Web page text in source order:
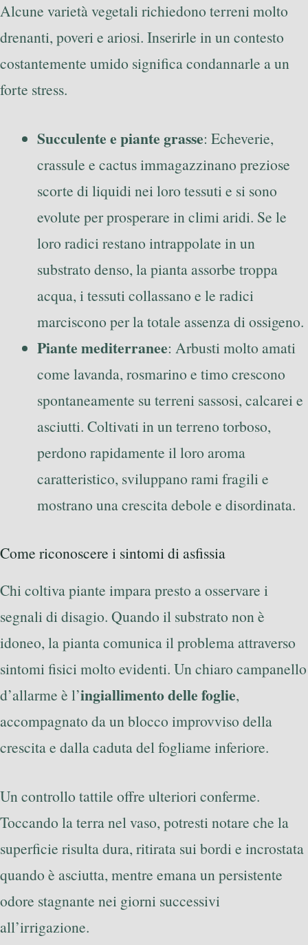
Alcune varietà vegetali richiedono terreni molto
drenanti, poveri e ariosi. Inserirle in un contesto
costantemente umido significa condannarle a un
forte stress.
Succulente e piante grasse: Echeverie,
crassule e cactus immagazzinano preziose
scorte di liquidi nei loro tessuti e si sono
evolute per prosperare in climi aridi. Se le
loro radici restano intrappolate in un
substrato denso, la pianta assorbe troppa
acqua, i tessuti collassano e le radici
marciscono per la totale assenza di ossigeno.
Piante mediterranee: Arbusti molto amati
come lavanda, rosmarino e timo crescono
spontaneamente su terreni sassosi, calcarei e
asciutti. Coltivati in un terreno torboso,
perdono rapidamente il loro aroma
caratteristico, sviluppano rami fragili e
mostrano una crescita debole e disordinata.
Come riconoscere i sintomi di asfissia
Chi coltiva piante impara presto a osservare i
segnali di disagio. Quando il substrato non è
idoneo, la pianta comunica il problema attraverso
sintomi fisici molto evidenti. Un chiaro campanello
d’allarme è l’ingiallimento delle foglie,
accompagnato da un blocco improvviso della
crescita e dalla caduta del fogliame inferiore.
Un controllo tattile offre ulteriori conferme.
Toccando la terra nel vaso, potresti notare che la
superficie risulta dura, ritirata sui bordi e incrostata
quando è asciutta, mentre emana un persistente
odore stagnante nei giorni successivi
all’irrigazione.